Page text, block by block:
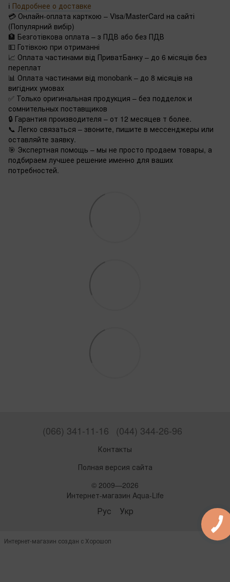
ℹ️ Подробнее о доставке
💳 Онлайн-оплата карткою – Visa/MasterCard на сайті
(Популярний вибір)
🏦 Безготівкова оплата – з ПДВ або без ПДВ
💵 Готівкою при отриманні
📈 Оплата частинами від ПриватБанку – до 6 місяців без
переплат
📊 Оплата частинами від monobank – до 8 місяців на
вигідних умовах
✅ Только оригинальная продукция – без подделок и
сомнительных поставщиков
🔒 Гарантия производителя – от 12 месяцев т более.
📞 Легко связаться – звоните, пишите в мессенджеры или
оставляйте заявку.
🎯 Экспертная помощь – мы не просто продаем товары, а
подбираем лучшее решение именно для ваших
потребностей.
(066) 341-11-16 (044) 344-26-96
Контакты
Полная версия сайта
© 2009—2026
Интернет-магазин Aqua-Life
Рус Укр
Интернет-магазин создан с Хорошоп